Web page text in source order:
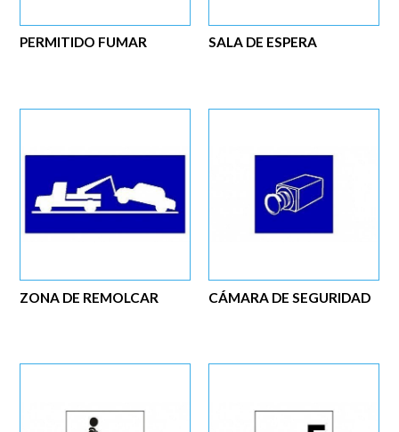
SALA DE ESPERA
PERMITIDO FUMAR
CÁMARA DE SEGURIDAD
ZONA DE REMOLCAR